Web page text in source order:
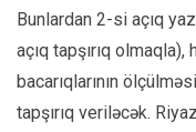
Bunlardan 2-si açıq
açıq tapşırıq
bacarıqlarının
tapşırıq veriləcək.